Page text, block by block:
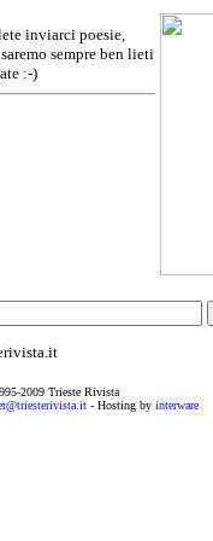
inviarci poesie,
sempre ben lieti
:-)
-2009 Trieste Rivista
- Hosting by interware